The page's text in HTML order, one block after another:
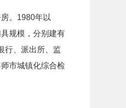
。1980年以
规模，分别建有
行、派出所、监
市城镇化综合检